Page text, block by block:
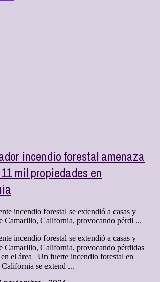
incendio forestal amenaza
mil propiedades en
incendio forestal se extendió a casas y
Camarillo, California, provocando pérdi ...
incendio forestal se extendió a casas y
Camarillo, California, provocando pérdidas
en el área Un fuerte incendio forestal en
se extend ...